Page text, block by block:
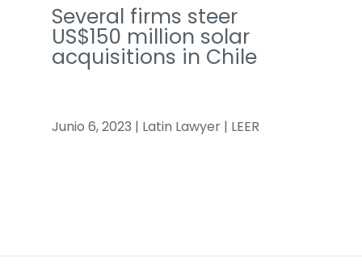
Several firms steer
US$150 million solar
acquisitions in Chile
Junio 6, 2023 | Latin Lawyer | LEER